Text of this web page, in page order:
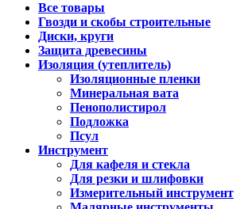
Все товары
Гвозди и скобы строительные
Диски, круги
Защита древесины
Изоляция (утеплитель)
Изоляционные пленки
Минеральная вата
Пенополистирол
Подложка
Псул
Инструмент
Для кафеля и стекла
Для резки и шлифовки
Измерительный инструмент